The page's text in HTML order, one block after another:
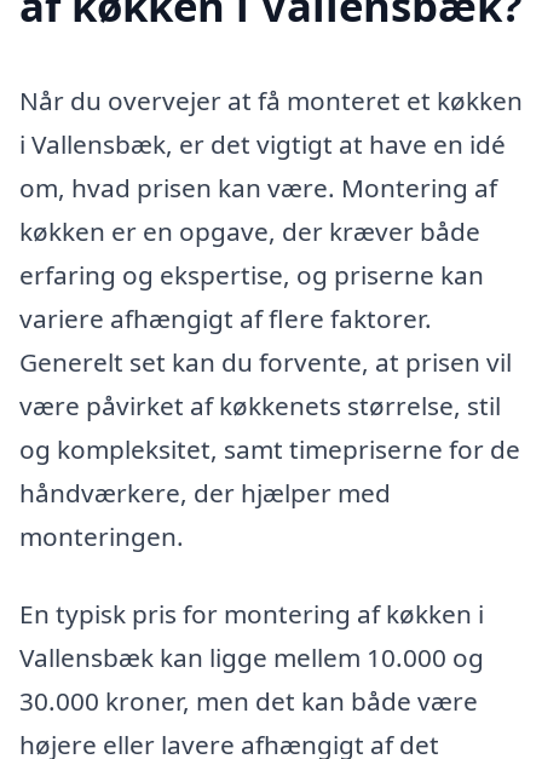
Når du overvejer at få monteret et køkken
i Vallensbæk, er det vigtigt at have en idé
om, hvad prisen kan være. Montering af
køkken er en opgave, der kræver både
erfaring og ekspertise, og priserne kan
variere afhængigt af flere faktorer.
Generelt set kan du forvente, at prisen vil
være påvirket af køkkenets størrelse, stil
og kompleksitet, samt timepriserne for de
håndværkere, der hjælper med
monteringen.
En typisk pris for montering af køkken i
Vallensbæk kan ligge mellem 10.000 og
30.000 kroner, men det kan både være
højere eller lavere afhængigt af det